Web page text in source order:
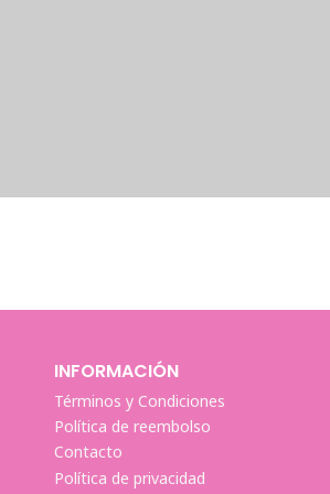
INFORMACIÓN
Términos y Condiciones
Política de reembolso
Contacto
Política de privacidad